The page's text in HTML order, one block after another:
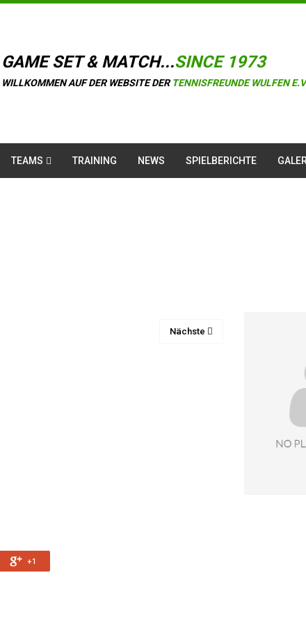
GAME SET & MATCH...SINCE 1973
WILLKOMMEN AUF DER WEBSITE DER TENNISFREUNDE WULFEN
TEAMS TRAINING NEWS SPIELBERICHTE
Nächste
+1